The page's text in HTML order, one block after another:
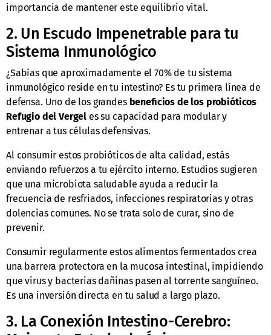
importancia de mantener este equilibrio vital.
2. Un Escudo Impenetrable para tu
Sistema Inmunológico
¿Sabías que aproximadamente el 70% de tu sistema
inmunológico reside en tu intestino? Es tu primera línea de
defensa. Uno de los grandes beneficios de los probióticos
Refugio del Vergel es su capacidad para modular y
entrenar a tus células defensivas.
Al consumir estos probióticos de alta calidad, estás
enviando refuerzos a tu ejército interno. Estudios sugieren
que una microbiota saludable ayuda a reducir la
frecuencia de resfriados, infecciones respiratorias y otras
dolencias comunes. No se trata solo de curar, sino de
prevenir.
Consumir regularmente estos alimentos fermentados crea
una barrera protectora en la mucosa intestinal, impidiendo
que virus y bacterias dañinas pasen al torrente sanguíneo.
Es una inversión directa en tu salud a largo plazo.
3. La Conexión Intestino-Cerebro: